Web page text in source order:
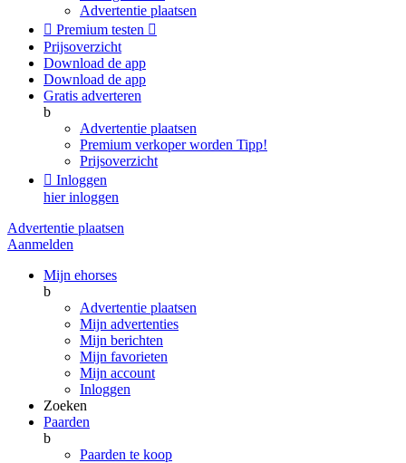
Advertentie plaatsen
 Premium testen 
Prijsoverzicht
Download de app
Download de app
Gratis adverteren
b
Advertentie plaatsen
Premium verkoper worden Tipp!
Prijsoverzicht
 Inloggen
hier inloggen
Advertentie plaatsen
Aanmelden
Mijn ehorses
b
Advertentie plaatsen
Mijn advertenties
Mijn berichten
Mijn favorieten
Mijn account
Inloggen
Zoeken
Paarden
b
Paarden te koop